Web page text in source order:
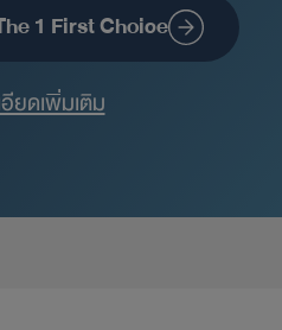
1 First Choice
ยดเพิ่มเติม